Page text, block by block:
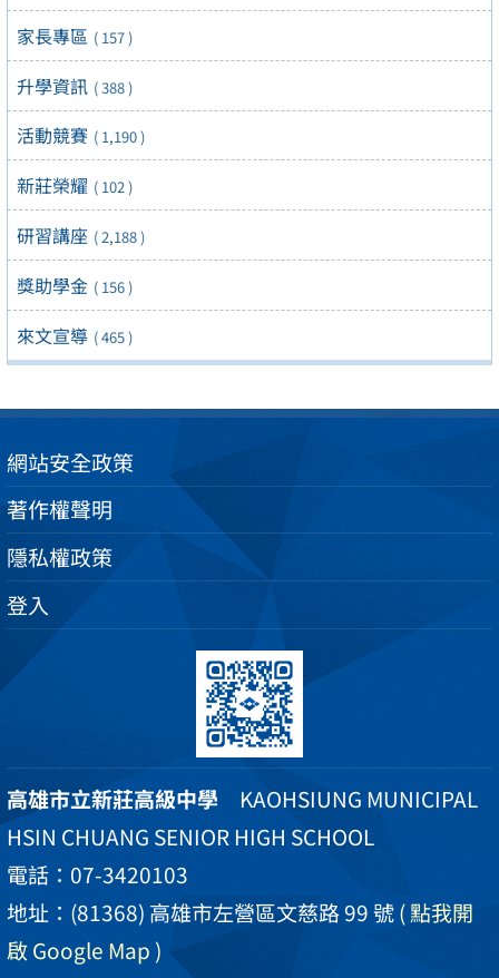
家長專區 ( 157 )
升學資訊 ( 388 )
活動競賽 ( 1,190 )
新莊榮耀 ( 102 )
研習講座 ( 2,188 )
獎助學金 ( 156 )
來文宣導 ( 465 )
網站安全政策
著作權聲明
隱私權政策
登入
高雄市立新莊高級中學 KAOHSIUNG MUNICIPAL
HSIN CHUANG SENIOR HIGH SCHOOL
電話：07-3420103
地址：(81368) 高雄市左營區文慈路 99 號( 點我開
啟 Google Map )